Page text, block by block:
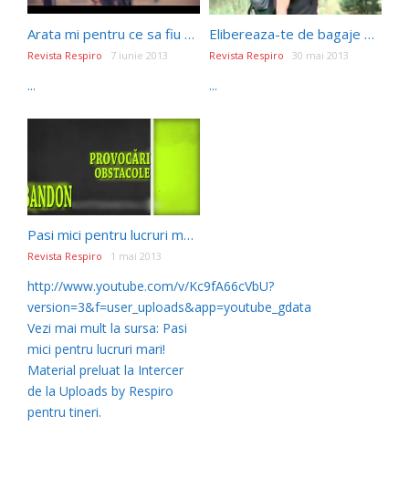
Arata mi pentru ce sa fiu multumitor
Revista Respiro 7 iunie 2013
...
Elibereaza-te de bagaje …
Revista Respiro 30 mai 2013
...
Pasi mici pentru lucruri mari!
Revista Respiro 1 mai 2013
http://www.youtube.com/v/Kc9fA66cVbU?
version=3&f=user_uploads&app=youtube_gdata
Vezi mai mult la sursa: Pasi
mici pentru lucruri mari!
Material preluat la Intercer
de la Uploads by Respiro
pentru tineri.